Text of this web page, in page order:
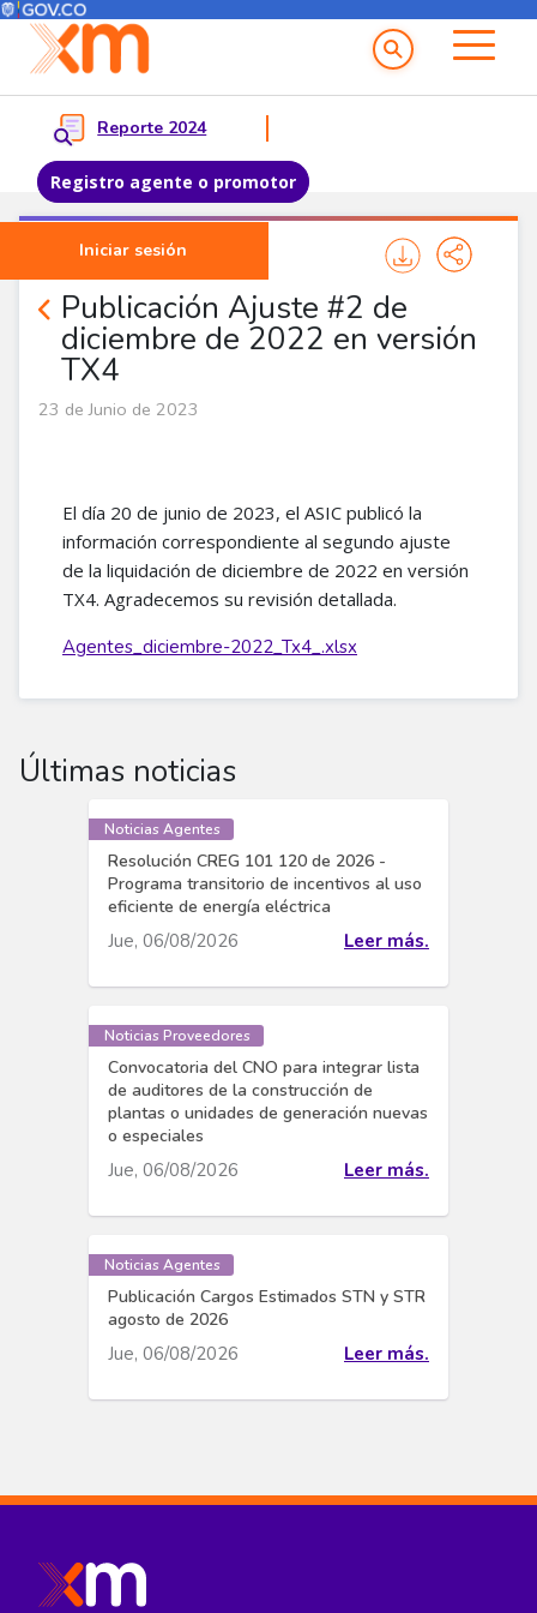
Pasar al contenido principal
Menú del Usuario
Reporte 2024
Registro agente o promotor
Iniciar sesión
Menu principal
Publicación Ajuste #2 de
diciembre de 2022 en versión
TX4
Noticias Agentes
23 de Junio de 2023
El día 20 de junio de 2023, el ASIC publicó la
información correspondiente al segundo ajuste
de la liquidación de diciembre de 2022 en versión
TX4. Agradecemos su revisión detallada.
Agentes_diciembre-2022_Tx4_.xlsx
Últimas noticias
Noticias Agentes
Resolución CREG 101 120 de 2026 -
Programa transitorio de incentivos al uso
eficiente de energía eléctrica
Jue, 06/08/2026 Leer más.
Noticias Proveedores
Convocatoria del CNO para integrar lista
de auditores de la construcción de
plantas o unidades de generación nuevas
o especiales
Jue, 06/08/2026 Leer más.
Noticias Agentes
Publicación Cargos Estimados STN y STR
agosto de 2026
Jue, 06/08/2026 Leer más.